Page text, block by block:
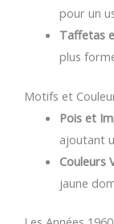
pour un
Taffetas
plus
Motifs et
Pois et
ajoutant
Couleurs
jaune